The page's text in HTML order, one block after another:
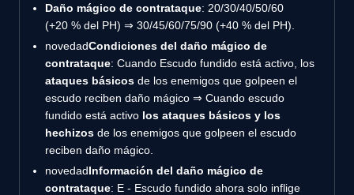
Daño mágico de contrataque: 20/30/40/50/60
(+20 % del PH) ⇒ 30/45/60/75/90 (+40 % del PH).
novedadCondiciones del daño mágico de
contrataque: Cuando Escudo fundido está activo, los
ataques básicos de los enemigos que golpeen el
escudo reciben daño mágico ⇒ Cuando escudo
fundido está activo los ataques básicos y los
hechizos de los enemigos que golpeen el escudo
reciben daño mágico.
novedadInformación del daño mágico de
contrataque: E - Escudo fundido ahora solo inflige